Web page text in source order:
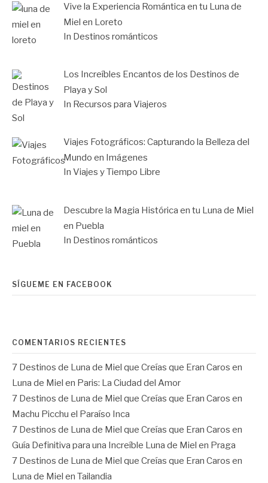
Vive la Experiencia Romántica en tu Luna de
Miel en Loreto
In Destinos románticos
Los Increíbles Encantos de los Destinos de
Playa y Sol
In Recursos para Viajeros
Viajes Fotográficos: Capturando la Belleza del
Mundo en Imágenes
In Viajes y Tiempo Libre
Descubre la Magia Histórica en tu Luna de Miel
en Puebla
In Destinos románticos
SÍGUEME EN FACEBOOK
COMENTARIOS RECIENTES
7 Destinos de Luna de Miel que Creías que Eran Caros en
Luna de Miel en Paris: La Ciudad del Amor
7 Destinos de Luna de Miel que Creías que Eran Caros en
Machu Picchu el Paraíso Inca
7 Destinos de Luna de Miel que Creías que Eran Caros en
Guía Definitiva para una Increíble Luna de Miel en Praga
7 Destinos de Luna de Miel que Creías que Eran Caros en
Luna de Miel en Tailandia